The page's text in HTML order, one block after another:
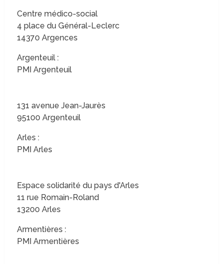
Centre médico-social
4 place du Général-Leclerc
14370 Argences
Argenteuil :
PMI Argenteuil
131 avenue Jean-Jaurès
95100 Argenteuil
Arles :
PMI Arles
Espace solidarité du pays d'Arles
11 rue Romain-Roland
13200 Arles
Armentières :
PMI Armentières